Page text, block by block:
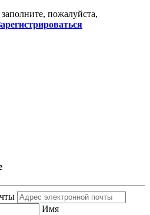
пожалуйста,
Имя